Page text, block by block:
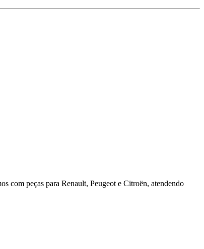
com peças para Renault, Peugeot e Citroën, atendendo